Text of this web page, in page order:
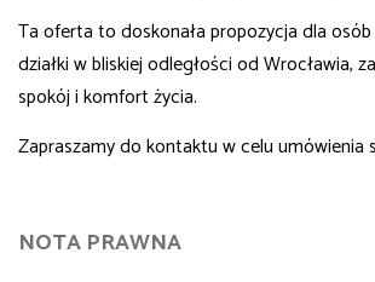
Ta oferta to doskonała propozycja dla
działki w bliskiej odległości od Wrocławia,
spokój i komfort życia.
Zapraszamy do kontaktu w celu umówienia
NOTA PRAWNA